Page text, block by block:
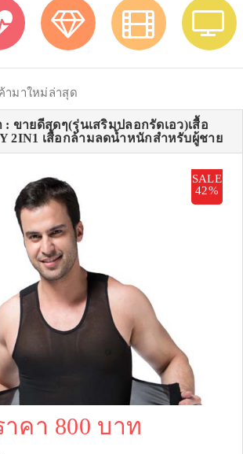
ามาใหม่ล่าสุด
: ขายดีสุดๆ(รุ่นเสริมปลอกรัดเอว)เสื้อ
2IN1 เสื้อกล้ามลดน้ำหนักสำหรับผู้ชาย
SALE
42%
าคา 800 บาท